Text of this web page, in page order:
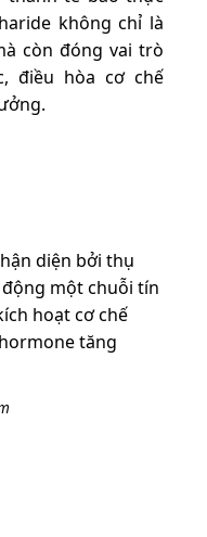
không chỉ là
còn đóng vai trò
điều hòa cơ chế
diện bởi thụ
một chuỗi tín
hoạt cơ chế
tăng